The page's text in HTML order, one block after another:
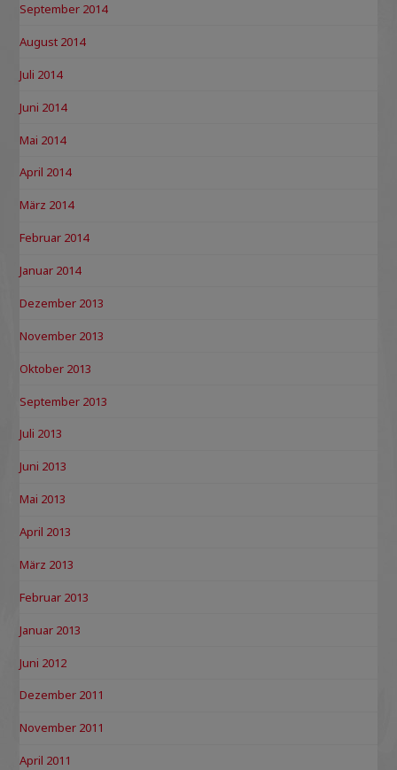
September 2014
August 2014
Juli 2014
Juni 2014
Mai 2014
April 2014
März 2014
Februar 2014
Januar 2014
Dezember 2013
November 2013
Oktober 2013
September 2013
Juli 2013
Juni 2013
Mai 2013
April 2013
März 2013
Februar 2013
Januar 2013
Juni 2012
Dezember 2011
November 2011
April 2011